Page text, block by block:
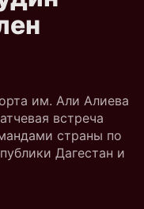
им. Али Алиева
встреча
страны по
Дагестан и